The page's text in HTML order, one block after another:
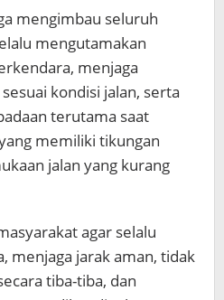
mengimbau seluruh
mengutamakan
menjaga
kondisi jalan, serta
terutama saat
memiliki tikungan
jalan yang kurang
agar selalu
menjaga jarak aman, tidak
tiba-tiba, dan